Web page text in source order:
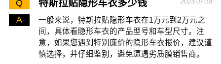
Q 特斯拉贴隐形车衣多少钱
A
一般来说，特斯拉贴隐形车衣在1万元到2万元之
间，具体看隐形车衣的产品型号和车型尺寸。注
意，如果您遇到特别廉价的隐形车衣报价，建议谨
慎选择，并仔细鉴别，避免遭遇劣质膜销售商。